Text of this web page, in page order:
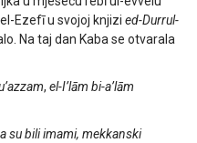
Ezefī u svojoj knjizi ed-Durrul-
Na taj dan Kaba se otvarala
, el-I’lām bi-a’lām
su bili imami, mekkanski